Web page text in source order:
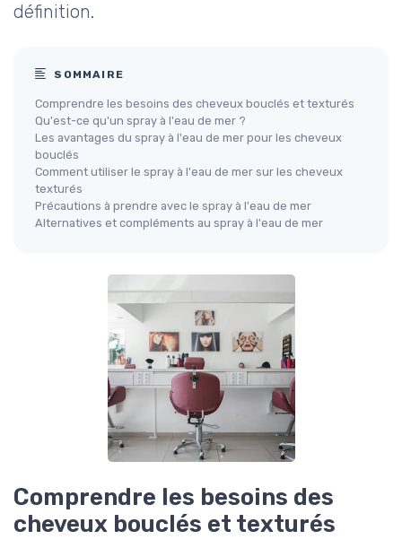
définition.
SOMMAIRE
Comprendre les besoins des cheveux bouclés et texturés
Qu'est-ce qu'un spray à l'eau de mer ?
Les avantages du spray à l'eau de mer pour les cheveux
bouclés
Comment utiliser le spray à l'eau de mer sur les cheveux
texturés
Précautions à prendre avec le spray à l'eau de mer
Alternatives et compléments au spray à l'eau de mer
Comprendre les besoins des
cheveux bouclés et texturés